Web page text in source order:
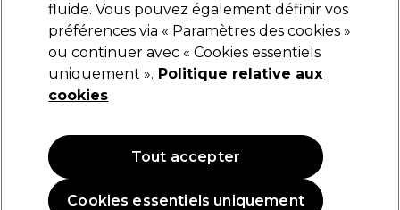
XP100 Silk Drops Sérum Brillant 100ml
19,08 €22,45 €
22.45 € pour 100ml
OFFRE OFFRE EN LIGNE
fluide. Vous pouvez également définir vos
préférences via « Paramètres des cookies »
ou continuer avec « Cookies essentiels
uniquement ». Politique relative aux
cookies
Cookies essentiels uniquement
Tout accepter